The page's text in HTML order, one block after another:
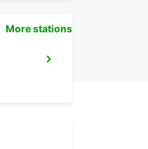
More stations